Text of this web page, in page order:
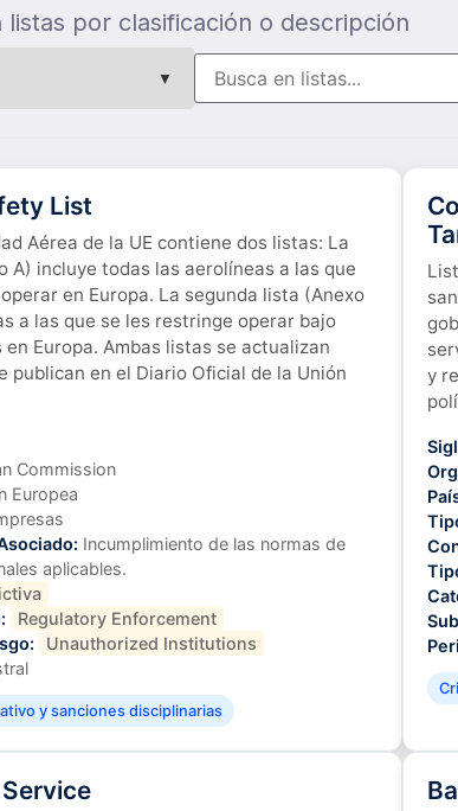
listas por clasificación o descripción
List
Aérea de la UE contiene dos listas: La
A) incluye todas las aerolíneas a las que
en Europa. La segunda lista (Anexo
a las que se les restringe operar bajo
Europa. Ambas listas se actualizan
publican en el Diario Oficial de la Unión
Commission
Europea
Incumplimiento de las normas de
aplicables.
Regulatory Enforcement
Unauthorized Institutions
y sanciones disciplinarias
y